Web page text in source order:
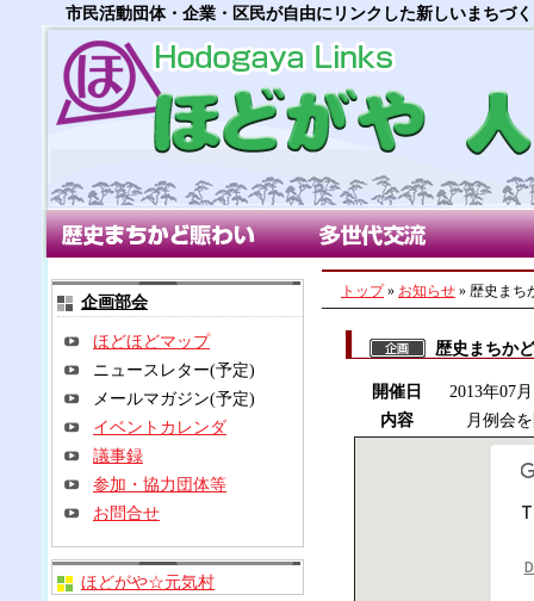
市民活動団体・企業・区民が自由にリンクした新しいまちづ
多世代交流部会 朝市
トップ» お知らせ » 歴史まち
歴史まちか
開催日
2013年07
内容
月例会を
企画部会
ほどほどマップ
ニュースレター(予定)
メールマガジン(予定)
イベントカレンダ
議事録
参加・協力団体等
お問合せ
ほどがや☆元気村